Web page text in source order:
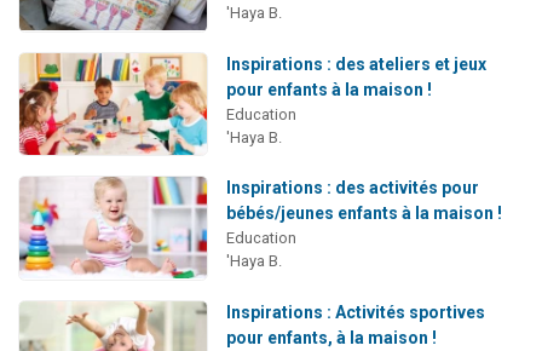
'Haya B.
Inspirations : des ateliers et jeux
pour enfants à la maison !
Education
'Haya B.
Inspirations : des activités pour
bébés/jeunes enfants à la maison !
Education
'Haya B.
Inspirations : Activités sportives
pour enfants, à la maison !